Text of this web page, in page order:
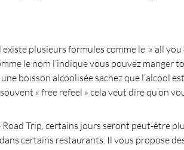
existe plusieurs formules comme le » all
le nom l’indique vous pouvez manger
boisson alcoolisée sachez que l’alcool
« free refeel » cela veut dire qu’on
Trip, certains jours seront peut-être
certains restaurants. Il vous propose